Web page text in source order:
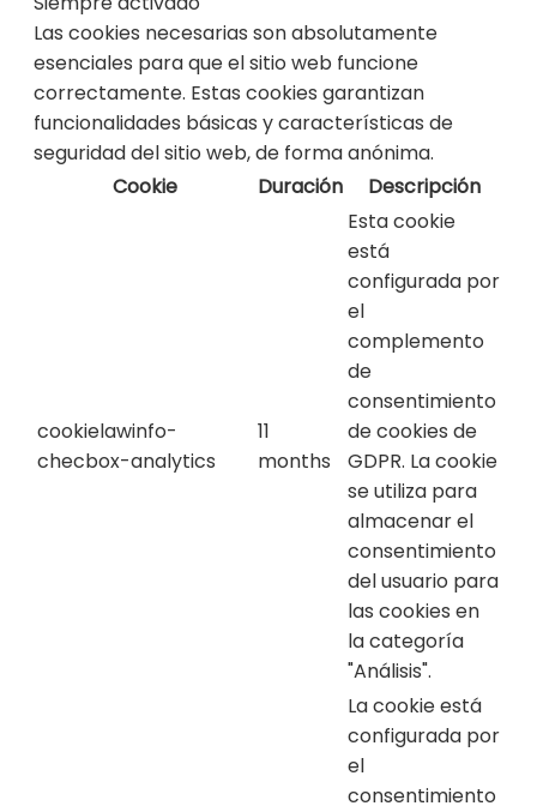
Las cookies necesarias son absolutamente
esenciales para que el sitio web funcione
correctamente. Estas cookies garantizan
funcionalidades básicas y características de
seguridad del sitio web, de forma anónima.
Cookie
Duración Descripción
cookielawinfo-
checbox-analytics
11
months
Esta cookie
está
configurada por
el
complemento
de
consentimiento
de cookies de
GDPR. La cookie
se utiliza para
almacenar el
consentimiento
del usuario para
las cookies en
la categoría
"Análisis".
La cookie está
configurada por
el
consentimiento